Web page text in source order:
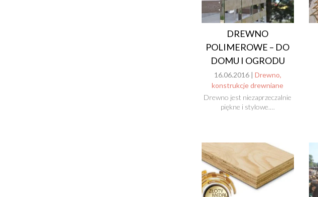
DREWNO
POLIMEROWE – DO
DOMU I OGRODU
16.06.2016 | Drewno,
konstrukcje drewniane
Drewno jest niezaprzeczalnie
piękne i stylowe.…